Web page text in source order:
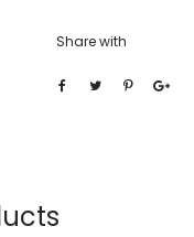
Share with